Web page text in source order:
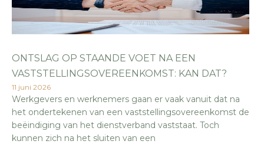
ONTSLAG OP STAANDE VOET NA EEN
VASTSTELLINGSOVEREENKOMST: KAN DAT?
11 juni 2026
Werkgevers en werknemers gaan er vaak vanuit dat na
het ondertekenen van een vaststellingsovereenkomst de
beëindiging van het dienstverband vaststaat. Toch
kunnen zich na het sluiten van een